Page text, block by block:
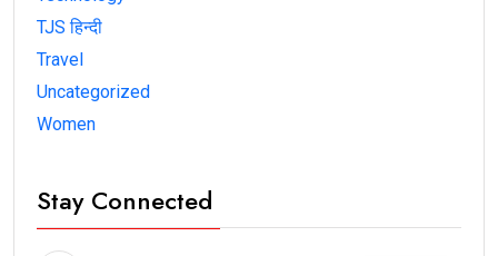
TJS हिन्दी
Travel
Uncategorized
Women
Stay Connected